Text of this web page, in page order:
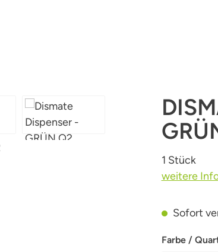
1 Stück
weitere
Sofort
Farbe /